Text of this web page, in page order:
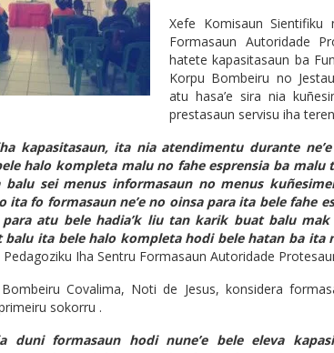
Xefe Komisaun Sientifiku
Formasaun Autoridade
hatete kapasitasaun ba
Korpu Bombeiru no
atu hasa’e sira nia
prestasaun servisu iha
kapasitasaun, ita nia atendimentu durante
halo kompleta malu no fahe esprensia ba malu
sei menus informasaun no menus
ita fo formasaun ne’e no oinsa para ita bele fahe
atu bele hadia’k liu tan karik buat balu
balu ita bele halo kompleta hodi bele hatan ba ita
Iha Sentru Formasaun Autoridade
Covalima, Noti de Jesus, konsidera
sokorru .
duni formasaun hodi nune’e bele eleva